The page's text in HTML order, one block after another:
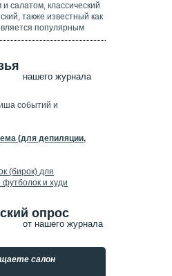
салатом, классический
также известный как
популярным
нашего журнала
событий и
(для депиляции,
(бирок) для
и худи
опрос
от нашего журнала
салон